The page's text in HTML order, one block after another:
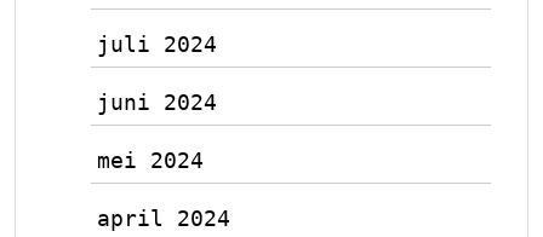
juli 2024
juni 2024
mei 2024
april 2024